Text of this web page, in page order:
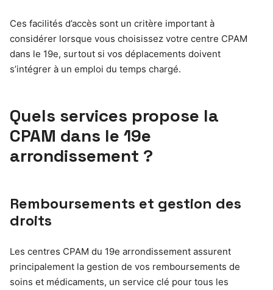
Ces facilités d’accès sont un critère important à
considérer lorsque vous choisissez votre centre CPAM
dans le 19e, surtout si vos déplacements doivent
s’intégrer à un emploi du temps chargé.
Quels services propose la
CPAM dans le 19e
arrondissement ?
Remboursements et gestion des
droits
Les centres CPAM du 19e arrondissement assurent
principalement la gestion de vos remboursements de
soins et médicaments, un service clé pour tous les